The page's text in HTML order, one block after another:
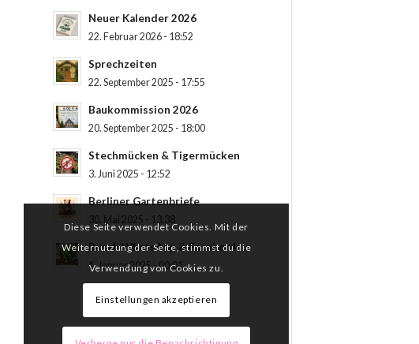
Neuer Kalender 2026
22. Februar 2026 - 18:52
Sprechzeiten
22. September 2025 - 17:55
Baukommission 2026
20. September 2025 - 18:00
Stechmücken & Tigermücken
3. Juni 2025 - 12:52
Berliner Gartenbriefe
30. Mai 2025 - 13:38
Busch WhatsApp & Facebook
1. Januar 2025 - 00:01
Diese Seite verwendet Cookies. Mit der
Weiternutzung der Seite, stimmst du die
Verwendung von Cookies zu.
Einstellungen akzeptieren